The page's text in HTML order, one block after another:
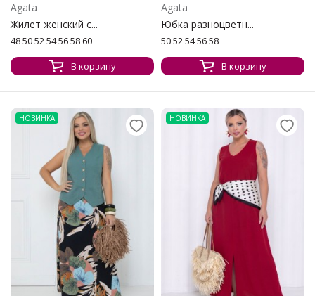
Agata
Жилет женский с...
48 50 52 54 56 58 60
В корзину
Agata
Юбка разноцветн...
50 52 54 56 58
В корзину
НОВИНКА НОВИНКА